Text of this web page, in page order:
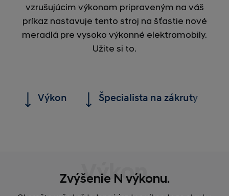
vzrušujúcim výkonom pripraveným na váš
príkaz nastavuje tento stroj na šťastie nové
meradlá pre vysoko výkonné elektromobily.
Užite si to.
Výkon Špecialista na zákruty
Výkon
Zvýšenie N výkonu.